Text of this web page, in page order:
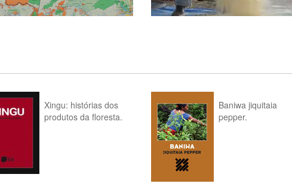
Xingu: histórias dos
produtos da floresta.
Baniwa jiquitaia
pepper.